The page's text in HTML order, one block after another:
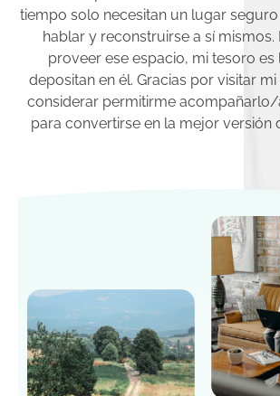
tiempo solo necesitan un lugar
hablar y reconstruirse a sí mismos.
proveer ese espacio, mi tesoro es
depositan en él. Gracias por visitar
considerar permitirme acompañarlo/
para convertirse en la mejor versión